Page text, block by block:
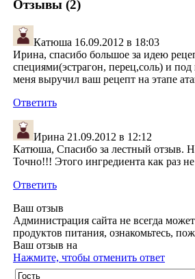
Отзывы (2)
Катюша 16.09.2012 в 18:03
Ирина, спасибо большое за идею
специями(эстрагон, перец,соль) и
меня выручил ваш рецепт на этапе
Ответить
Ирина 21.09.2012 в 12:12
Катюша, Спасибо за лестный отзыв.
Точно!!! Этого ингредиента как раз не
Ответить
Ваш отзыв
Администрация сайта не всегда
продуктов питания, ознакомьтесь,
Ваш отзыв на
Нажмите, чтобы отменить ответ